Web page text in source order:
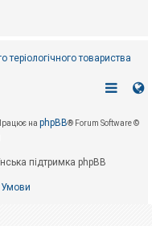
теріологічного товариства
на phpBB® Forum Software ©
підтримка phpBB
Умови